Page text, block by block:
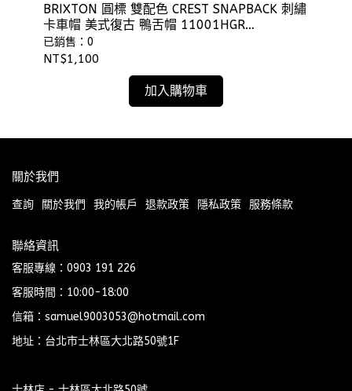
BRIXTON 圓標 雙配色 CREST SNAPBACK 刺繡
卡車帽 美式復古 鴨舌帽 11001HGR
⫷ScrewCap⫸
已銷售：0
NT$1,100
加入購物車
關於我們
查詢 關於我們 我的帳戶 退款政策 隱私政策 服務條款
聯絡資訊
客服專線：0903 191 226
客服時間：10:00-18:00
信箱：samuel9003053@hotmail.com
地址：台北市士林區大北路50號1F